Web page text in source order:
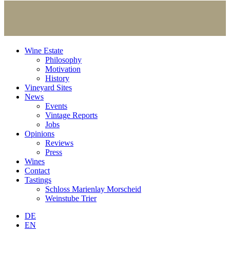
Wine Estate
Philosophy
Motivation
History
Vineyard Sites
News
Events
Vintage Reports
Jobs
Opinions
Reviews
Press
Wines
Contact
Tastings
Schloss Marienlay Morscheid
Weinstube Trier
DE
EN